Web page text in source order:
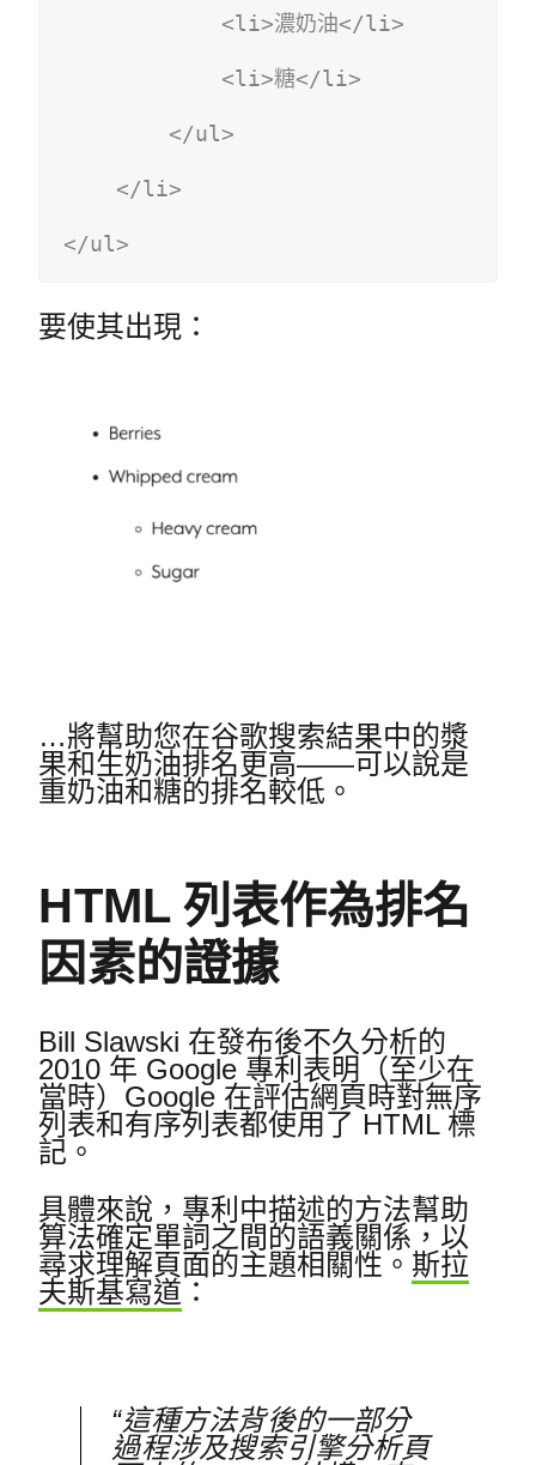
<li>濃奶油</li>
<li>糖</li>
</ul>
</li>
</ul>
要使其出現：
…將幫助您在谷歌搜索結果中的漿
果和生奶油排名更高——可以說是
重奶油和糖的排名較低。
HTML 列表作為排名
因素的證據
Bill Slawski 在發布後不久分析的
2010 年 Google 專利表明（至少在
當時）Google 在評估網頁時對無序
列表和有序列表都使用了 HTML 標
記。
具體來說，專利中描述的方法幫助
算法確定單詞之間的語義關係，以
尋求理解頁面的主題相關性。 斯拉
夫斯基寫道 ：
“這種方法背後的一部分
過程涉及搜索引擎分析頁